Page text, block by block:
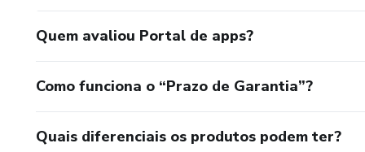
Quem avaliou Portal de apps?
Como funciona o “Prazo de Garantia”?
Quais diferenciais os produtos podem ter?